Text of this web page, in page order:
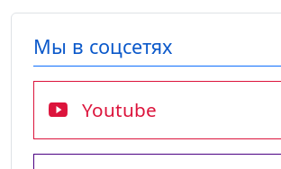
Мы в соцсетях
Youtube